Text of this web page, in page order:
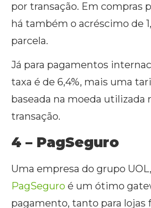
por transação. Em compras
há também o acréscimo de
parcela.
Já para pagamentos
taxa é de 6,4%, mais uma
baseada na moeda utilizada
transação.
4 – PagSeguro
Uma empresa do grupo
PagSeguro é um ótimo
pagamento, tanto para lojas